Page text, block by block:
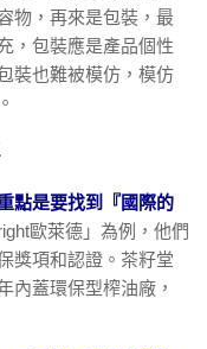
物，再來是包裝，最
，包裝應是產品個性
裝也難被模仿，模仿
點是要找到『國際的
歐萊德」為例，他們
獎項和認證。茶籽堂
內蓋環保型榨油廠，